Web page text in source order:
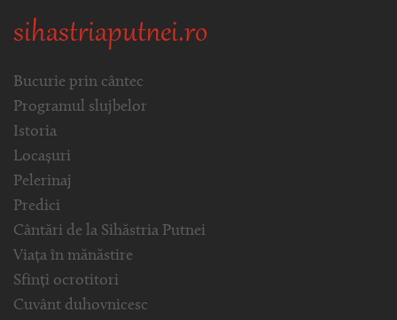
sihastriaputnei.ro
Bucurie prin cântec
Programul slujbelor
Istoria
Locașuri
Pelerinaj
Predici
Cântări de la Sihăstria Putnei
Viața în mănăstire
Sfinți ocrotitori
Cuvânt duhovnicesc